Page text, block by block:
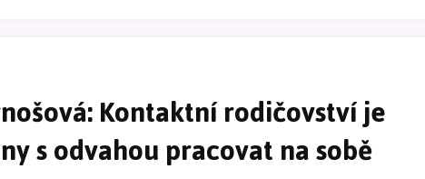
Kontaktní rodičovství je
s odvahou pracovat na sobě